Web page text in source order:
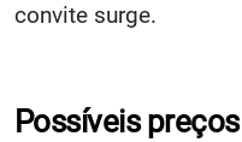
convite surge.
Possíveis preços